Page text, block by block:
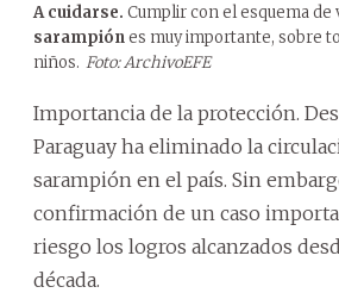
A cuidarse. Cumplir con el esquema
sarampiónes muy importante, sobre
niños. Foto: ArchivoEFE
Importancia de la protección.
Paraguay ha eliminado la
sarampión en el país. Sin
confirmación de un caso
riesgo los logros alcanzados
década.